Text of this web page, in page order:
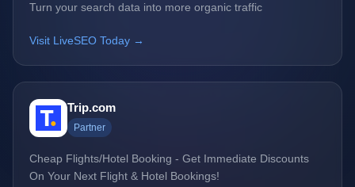
Turn your search data into more organic traffic
Visit LiveSEO Today →
Trip.com
Partner
Cheap Flights/Hotel Booking - Get Immediate Discounts
On Your Next Flight & Hotel Bookings!